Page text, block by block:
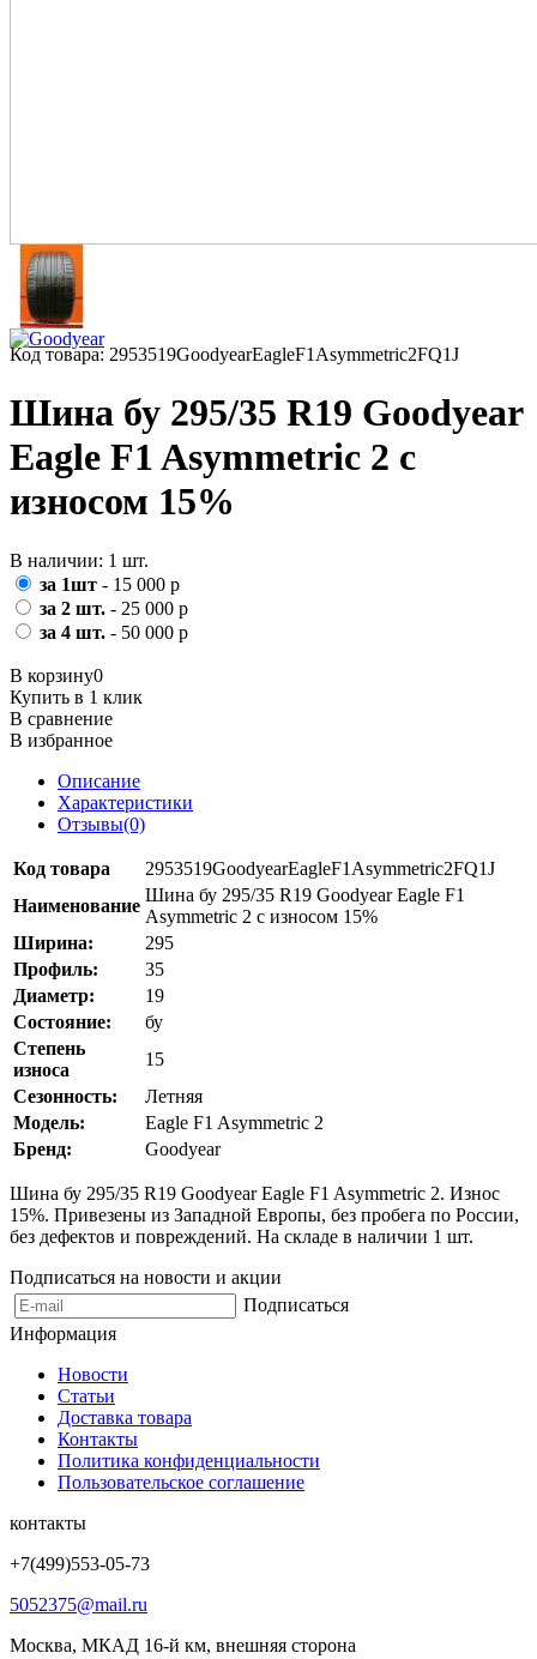
Код товара: 2953519GoodyearEagleF1Asymmetric2FQ1J
Шина бу 295/35 R19 Goodyear
Eagle F1 Asymmetric 2 с
износом 15%
В наличии: 1 шт.
за 1шт - 15 000 р
за 2 шт. - 25 000 р
за 4 шт. - 50 000 р
В корзину0
Купить в 1 клик
В сравнение
В избранное
Описание
Характеристики
Отзывы(0)
Код товара
2953519GoodyearEagleF1Asymmetric2FQ1J
Наименование
Шина бу 295/35 R19 Goodyear Eagle F1
Asymmetric 2 с износом 15%
Ширина:
295
Профиль:
35
Диаметр:
19
Состояние:
бу
Степень
износа
15
Сезонность:
Летняя
Модель:
Eagle F1 Asymmetric 2
Бренд:
Goodyear
Шина бу 295/35 R19 Goodyear Eagle F1 Asymmetric 2. Износ
15%. Привезены из Западной Европы, без пробега по России,
без дефектов и повреждений. На складе в наличии 1 шт.
Подписаться на новости и акции
Подписаться
Информация
Новости
Статьи
Доставка товара
Контакты
Политика конфиденциальности
Пользовательское соглашение
контакты
+7(499)553-05-73
5052375@mail.ru
Москва, МКАД 16-й км, внешняя сторона